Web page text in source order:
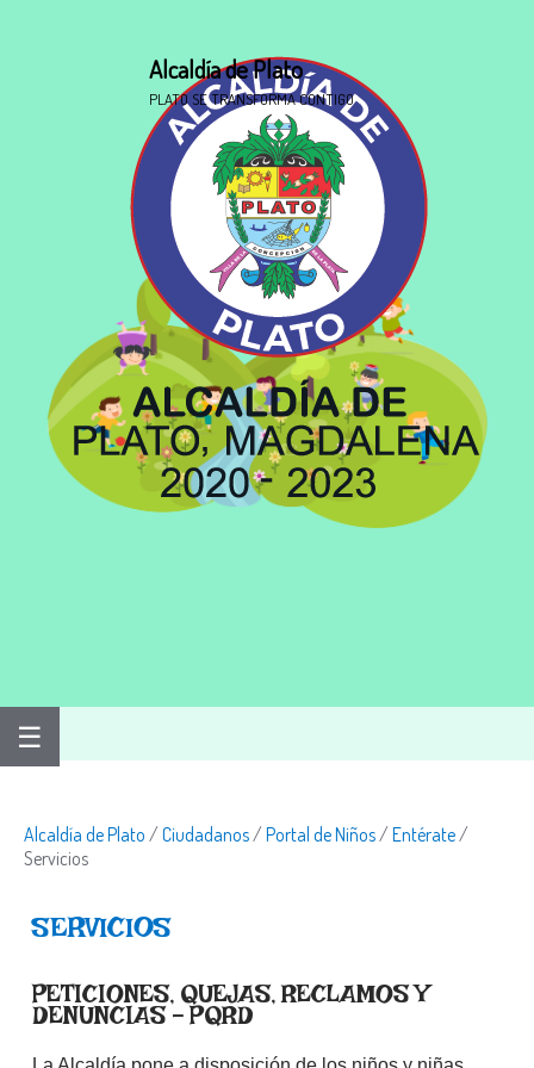
Alcaldía de Plato
PLATO SE TRANSFORMA CONTIGO
Entérate
☰
Alcaldía de Plato / Ciudadanos/ Portal de Niños/ Entérate/
Servicios
​SERVICIO​S
PETICIONES, QUEJAS, RECLAMOS Y
DENUNCIAS - PQRD